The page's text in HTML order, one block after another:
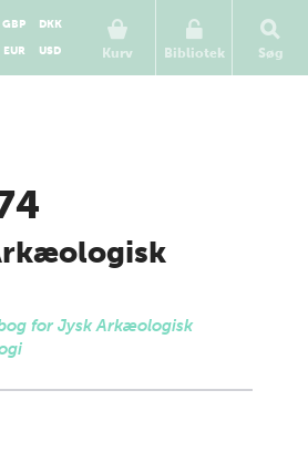
Kurv
GBP
DKK
EUR
USD Bibliotek Søg
for Jysk Arkæologisk